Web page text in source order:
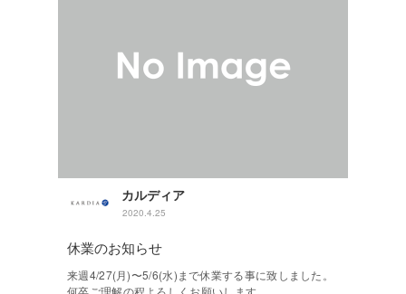
カルディア
2020.4.25
休業のお知らせ
来週4/27(月)〜5/6(水)まで休業する事に致しました。
何卒ご理解の程よろしくお願いします。